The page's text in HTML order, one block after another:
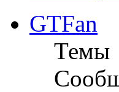
GTFan
Темы